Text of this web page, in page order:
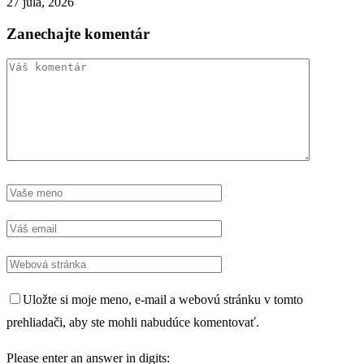
Zanechajte komentár
Uložte si moje meno, e-mail a webovú stránku v tomto
prehliadači, aby ste mohli nabudúce komentovať.
Please enter an answer in digits: